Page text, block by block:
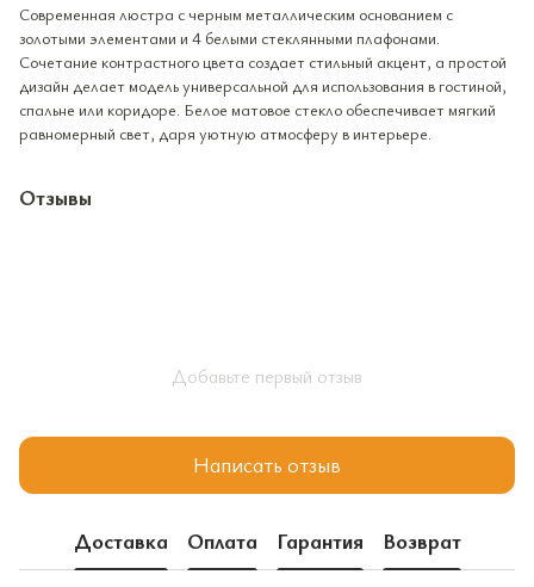
Современная люстра с черным металлическим основанием с
золотыми элементами и 4 белыми стеклянными плафонами.
Сочетание контрастного цвета создает стильный акцент, а простой
дизайн делает модель универсальной для использования в гостиной,
спальне или коридоре. Белое матовое стекло обеспечивает мягкий
равномерный свет, даря уютную атмосферу в интерьере.
Отзывы
Добавьте первый отзыв
Написать отзыв
Доставка Оплата Гарантия Возврат